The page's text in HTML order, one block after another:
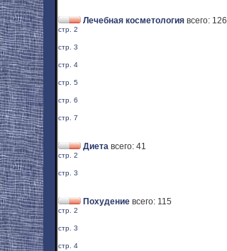
Лечебная косметология всего: 126
стр. 2
стр. 3
стр. 4
стр. 5
стр. 6
стр. 7
Диета всего: 41
стр. 2
стр. 3
Похудение всего: 115
стр. 2
стр. 3
стр. 4